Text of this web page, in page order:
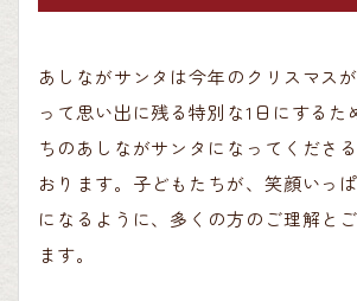
あしながサンタは今年のクリスマス
って思い出に残る特別な1日にするた
ちのあしながサンタになってくださ
おります。子どもたちが、笑顔いっ
になるように、多くの方のご理解と
ます。